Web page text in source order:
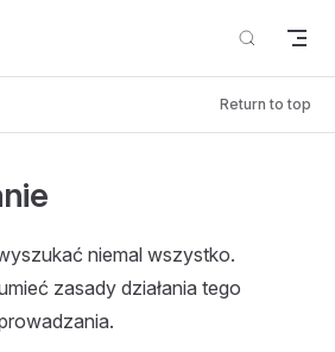
Return to top
niemal wszystko.
zasady działania tego